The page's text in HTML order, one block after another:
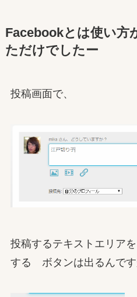
Facebookとは使い方
ただけでしたー
投稿画面で、
投稿するテキストエリア
する ボタンは出るんです